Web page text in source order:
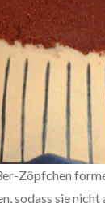
Zöpfchen
sodass sie nicht